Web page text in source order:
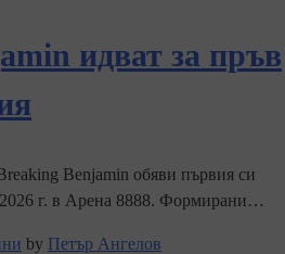
идват за пръв
Benjamin обяви първия си
г. в Арена 8888. Формирани…
by Петър Ангелов